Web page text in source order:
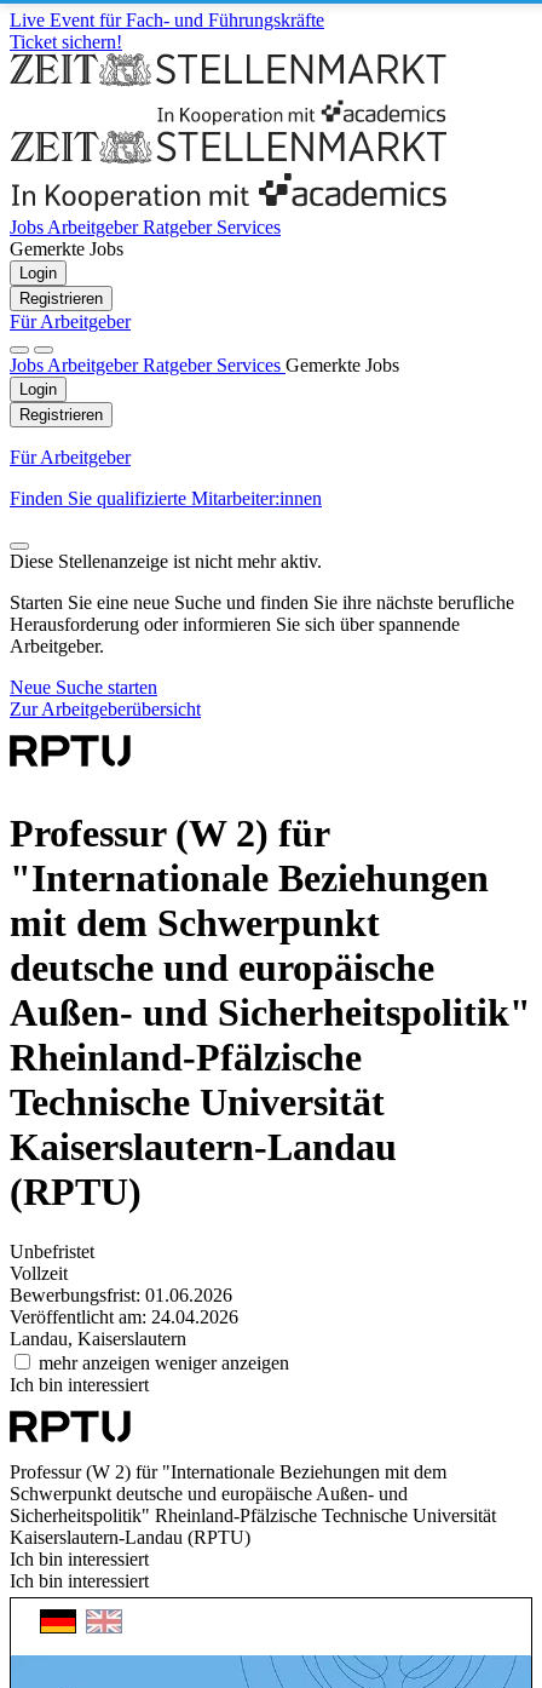
Live Event für Fach- und Führungskräfte
Ticket sichern!
Jobs ArbeitgeberRatgeber Services
Gemerkte Jobs
Login
Registrieren
Für Arbeitgeber
Jobs ArbeitgeberRatgeber Services Gemerkte Jobs
Login
Registrieren
Für Arbeitgeber
Finden Sie qualifizierte Mitarbeiter:innen
Diese Stellenanzeige ist nicht mehr aktiv.
Starten Sie eine neue Suche und finden Sie ihre nächste berufliche
Herausforderung oder informieren Sie sich über spannende
Arbeitgeber.
Neue Suche starten
Zur Arbeitgeberübersicht
Professur (W 2) für
"Internationale Beziehungen
mit dem Schwerpunkt
deutsche und europäische
Außen- und Sicherheitspolitik"
Rheinland-Pfälzische
Technische Universität
Kaiserslautern-Landau
(RPTU)
Unbefristet
Vollzeit
Bewerbungsfrist: 01.06.2026
Veröffentlicht am: 24.04.2026
Landau, Kaiserslautern
mehr anzeigen weniger anzeigen
Ich bin interessiert
Professur (W 2) für "Internationale Beziehungen mit dem
Schwerpunkt deutsche und europäische Außen- und
Sicherheitspolitik" Rheinland-Pfälzische Technische Universität
Kaiserslautern-Landau (RPTU)
Ich bin interessiert
Ich bin interessiert